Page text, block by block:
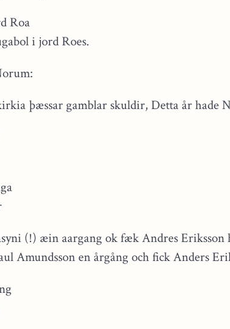
Roa
i jord Roes.
þæssar gamblar skuldir, Detta år hade
(!) æin aargang ok fæk Andres Eriksson
Amundsson en årgång och fick Anders